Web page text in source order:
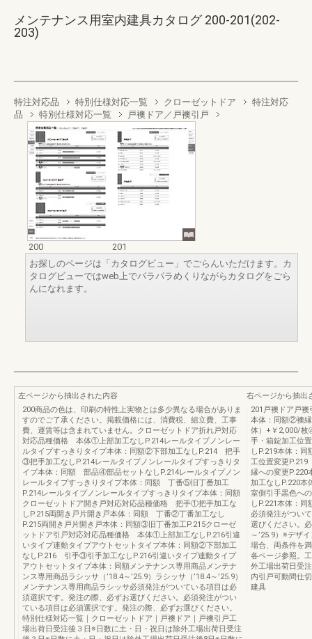
メンテナンス用室内建具カタログ 200-201(202-
203)
特注対応品 特別仕様対応一覧 クローゼットドア
特注対応
品
特別仕様対応一覧 戸襖ドア／戸襖引戸
200
201
お探しのページは「カタログビュー」でごらんいただけます。カ
タログビューではweb上でパラパラめくりながらカタログをごら
んになれます。
左ページから抽出された内容
200商品の色は、印刷の特性上実物とは多少異なる場合がありま
すのでご了承ください。掲載価格には、消費税、組立費、工事
費、運賃等は含まれていません。クローゼットドア折れ戸対応
対応品種価格 本体①上部加工なしP.214レールタイプノンレー
ルタイプすっきりタイプ本体：同額②下部加工なしP.214 把手
③把手加工なしP.214レールタイプノンレールタイプすっきりタ
イプ本体：同額 部品④部品セットなしP.214レールタイプノン
レールタイプすっきりタイプ本体：同額 丁番⑤旧丁番加工
P.214レールタイプノンレールタイプすっきりタイプ本体：同額
クローゼットドア開き戸対応対応品種価格 把手①把手加工な
しP.215両開き戸片開き戸本体：同額 丁番②丁番加工なし
P.215両開き戸片開き戸本体：同額③旧丁番加工P.215クローゼ
ットドア引戸対応対応品種価格 本体①上部加工なしP.216引違
いタイプ連動タイプアウトセットタイプ本体：同額②下部加工
なしP.216 引手③引手加工なしP.216引違いタイプ連動タイプ
アウトセットタイプ本体：同額メンテナンス専用商品メンテナ
ンス専用商品ラシッサ（’18.4～’25.9）ラシッサ（’18.4～’25.9）
メンテナンス専用商品ラシッサ必須発注がついている項目は必
須選択です。発注の際、必ずお選びください。必須発注がつい
ている項目は必須選択です。発注の際、必ずお選びください。
特別仕様対応一覧｜クローゼットドア｜戸襖ドア｜戸襖引戸工
場出荷日受注後３日※日数に土・日・祝日は除外工場出荷日受注
右ページから抽出
201戸襖ドア戸
本体：同額②襖
体）+￥2,000/枚
手・箱錠加工位
しP.219本体：
工位置変更
縁への変更
加工なしP.220
室側引手黒色へ
しP.221本体：同
必須発注がつい
選びください。
～’25.9）※デザ
場合、両条件を
各ページ参照。
外工場出荷日受
内引戸可動間仕
建具